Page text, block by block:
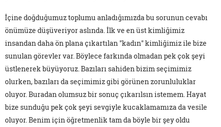
İçine doğduğumuz toplumu anladığımızda bu sorunun cevabı
önümüze düşüveriyor aslında. İlk ve en üst kimliğimiz
insandan daha ön plana çıkartılan "kadın" kimliğimiz ile bize
sunulan görevler var. Böylece farkında olmadan pek çok şeyi
üstlenerek büyüyoruz. Bazıları sahiden bizim seçimimiz
olurken, bazıları da seçimimiz gibi görünen zorunluluklar
oluyor. Buradan olumsuz bir sonuç çıkarılsın istemem. Hayat
bize sunduğu pek çok şeyi sevgiyle kucaklamamıza da vesile
oluyor. Benim için öğretmenlik tam da böyle bir şey oldu